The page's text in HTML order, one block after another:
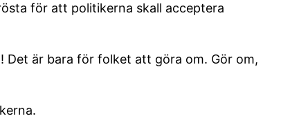
för att politikerna skall acceptera
Det är bara för folket att göra om. Gör om,